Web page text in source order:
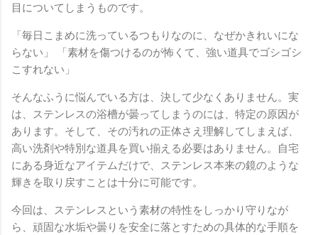
目についてしまうものです。
「毎日こまめに洗っているつもりなのに、なぜかきれいにな
らない」 「素材を傷つけるのが怖くて、強い道具でゴシゴシ
こすれない」
そんなふうに悩んでいる方は、決して少なくありません。実
は、ステンレスの浴槽が曇ってしまうのには、特定の原因が
あります。そして、その汚れの正体さえ理解してしまえば、
高い洗剤や特別な道具を買い揃える必要はありません。自宅
にある身近なアイテムだけで、ステンレス本来の鏡のような
輝きを取り戻すことは十分に可能です。
今回は、ステンレスという素材の特性をしっかり守りなが
ら、頑固な水垢や曇りを安全に落とすための具体的な手順を